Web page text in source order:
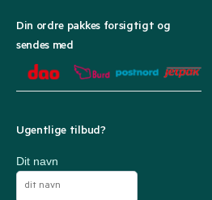
Din ordre pakkes forsigtigt og
sendes med
Ugentlige tilbud?
Dit navn